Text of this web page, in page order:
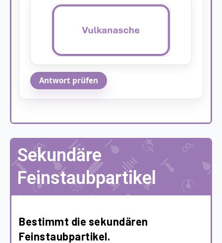
Antwort prüfen
Sekundäre
Feinstaubpartikel
Bestimmt die sekundären
Feinstaubpartikel.